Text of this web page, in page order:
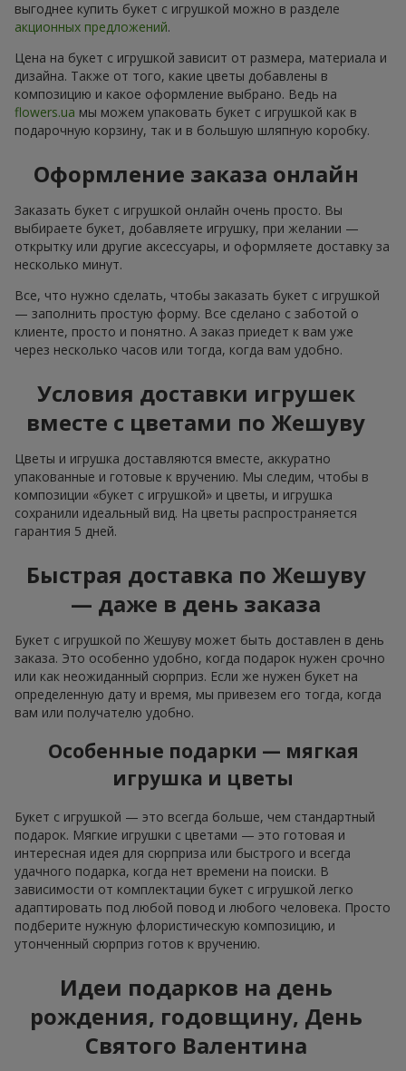
выгоднее купить букет с игрушкой можно в разделе
акционных предложений.
Цена на букет с игрушкой зависит от размера, материала и
дизайна. Также от того, какие цветы добавлены в
композицию и какое оформление выбрано. Ведь на
flowers.ua мы можем упаковать букет с игрушкой как в
подарочную корзину, так и в большую шляпную коробку.
Оформление заказа онлайн
Заказать букет с игрушкой онлайн очень просто. Вы
выбираете букет, добавляете игрушку, при желании —
открытку или другие аксессуары, и оформляете доставку за
несколько минут.
Все, что нужно сделать, чтобы заказать букет с игрушкой
— заполнить простую форму. Все сделано с заботой о
клиенте, просто и понятно. А заказ приедет к вам уже
через несколько часов или тогда, когда вам удобно.
Условия доставки игрушек
вместе с цветами по Жешуву
Цветы и игрушка доставляются вместе, аккуратно
упакованные и готовые к вручению. Мы следим, чтобы в
композиции «букет с игрушкой» и цветы, и игрушка
сохранили идеальный вид. На цветы распространяется
гарантия 5 дней.
Быстрая доставка по Жешуву
— даже в день заказа
Букет с игрушкой по Жешуву может быть доставлен в день
заказа. Это особенно удобно, когда подарок нужен срочно
или как неожиданный сюрприз. Если же нужен букет на
определенную дату и время, мы привезем его тогда, когда
вам или получателю удобно.
Особенные подарки — мягкая
игрушка и цветы
Букет с игрушкой — это всегда больше, чем стандартный
подарок. Мягкие игрушки с цветами — это готовая и
интересная идея для сюрприза или быстрого и всегда
удачного подарка, когда нет времени на поиски. В
зависимости от комплектации букет с игрушкой легко
адаптировать под любой повод и любого человека. Просто
подберите нужную флористическую композицию, и
утонченный сюрприз готов к вручению.
Идеи подарков на день
рождения, годовщину, День
Святого Валентина